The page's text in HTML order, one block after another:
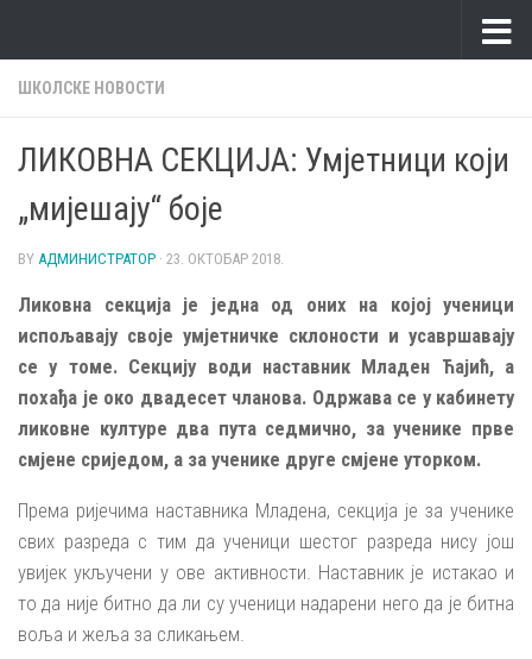
ШКОЛСКЕ НОВОСТИ
ЛИКОВНА СЕКЦИЈА: Умјетници који
„мијешају“ боје
BY АДМИНИСТРАТОР · 23. ОКТОБАР 2018.
Ликовна секција је једна од оних на којој ученици
испољавају своје умјетничке склоности и усавршавају
се у томе. Секцију води наставник Младен Ћајић, а
похађа је око двадесет чланова. Одржава се у кабинету
ликовне културе два пута седмично, за ученике прве
смјене сриједом, а за ученике друге смјене уторком.
Према ријечима наставника Младена, секција је за ученике
свих разреда с тим да ученици шестог разреда нису још
увијек укључени у ове активности. Наставник је истакао и
то да није битно да ли су ученици надарени него да је битна
воља и жеља за сликањем.